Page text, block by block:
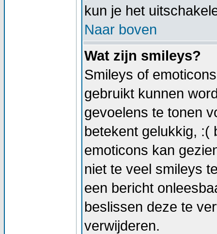
kun je het
Naar boven
Wat zijn smileys?
Smileys of
gebruikt kunnen
gevoelens te tonen
betekent gelukkig, :(
emoticons kan
niet te veel smileys
een bericht
beslissen deze te
verwijderen.